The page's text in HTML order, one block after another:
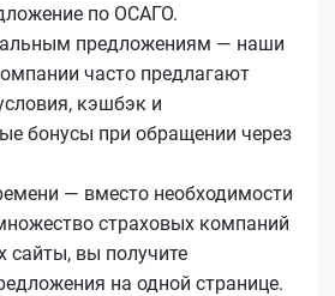
по ОСАГО.
предложениям — наши
часто предлагают
кэшбэк и
бонусы при обращении через
— вместо необходимости
страховых компаний
сайты, вы получите
на одной странице.